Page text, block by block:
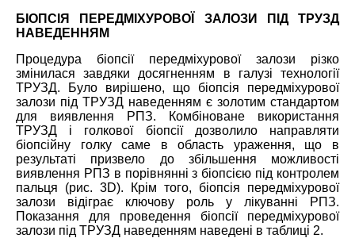
БІОПСІЯ ПЕРЕДМІХУРОВОЇ ЗАЛОЗИ ПІД ТРУЗД
НАВЕДЕННЯМ
Процедура біопсії передміхурової залози різко
змінилася завдяки досягненням в галузі технології
ТРУЗД. Було вирішено, що біопсія передміхурової
залози під ТРУЗД наведенням є золотим стандартом
для виявлення РПЗ. Комбіноване використання
ТРУЗД і голкової біопсії дозволило направляти
біопсійну голку саме в область ураження, що в
результаті призвело до збільшення можливості
виявлення РПЗ в порівнянні з біопсією під контролем
пальця (рис. 3D). Крім того, біопсія передміхурової
залози відіграє ключову роль у лікуванні РПЗ.
Показання для проведення біопсії передміхурової
залози під ТРУЗД наведенням наведені в таблиці 2.